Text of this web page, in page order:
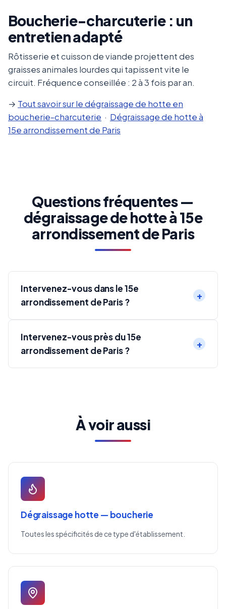
Boucherie-charcuterie : un
entretien adapté
Rôtisserie et cuisson de viande projettent des
graisses animales lourdes qui tapissent vite le
circuit. Fréquence conseillée : 2 à 3 fois par an.
→ Tout savoir sur le dégraissage de hotte en
boucherie-charcuterie · Dégraissage de hotte à
15e arrondissement de Paris
Questions fréquentes —
dégraissage de hotte à 15e
arrondissement de Paris
Intervenez-vous dans le 15e
arrondissement de Paris ?
Intervenez-vous près du 15e
arrondissement de Paris ?
À voir aussi
Dégraissage hotte — boucherie
Toutes les spécificités de ce type d'établissement.